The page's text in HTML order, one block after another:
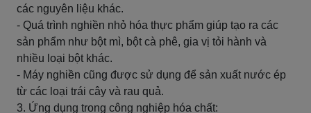
các nguyên liệu khác.
- Quá trình nghiền nhỏ hóa thực phẩm giúp tạo ra các
sản phẩm như bột mì, bột cà phê, gia vị tỏi hành và
nhiều loại bột khác.
- Máy nghiền cũng được sử dụng để sản xuất nước ép
từ các loại trái cây và rau quả.
3. Ứng dụng trong công nghiệp hóa chất: